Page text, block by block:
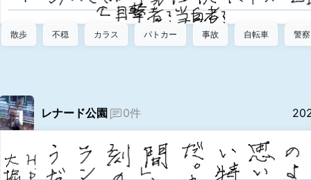
散歩 不穏 カラス パトカー 事故 自転車 警察
レナード公園 0件